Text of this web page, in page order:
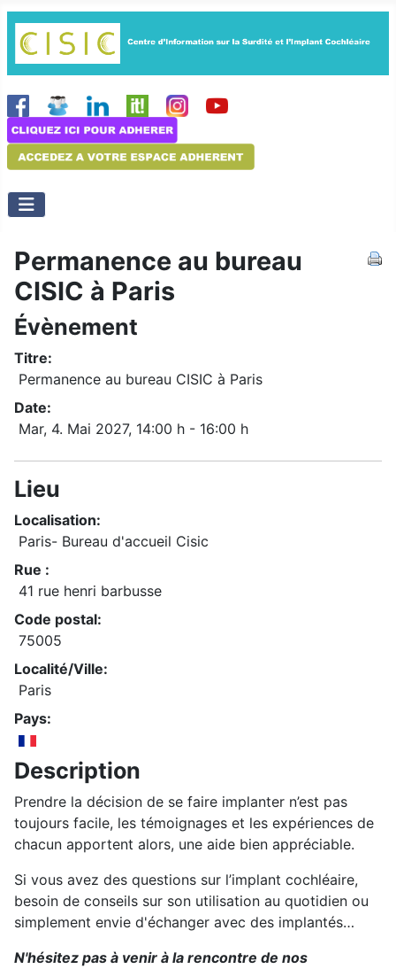
Permanence au bureau
CISIC à Paris
Évènement
Titre:
Permanence au bureau CISIC à Paris
Date:
Mar, 4. Mai 2027, 14:00 h - 16:00 h
Lieu
Localisation:
Paris- Bureau d'accueil Cisic
Rue :
41 rue henri barbusse
Code postal:
75005
Localité/Ville:
Paris
Pays:
Description
Prendre la décision de se faire implanter n’est pas
toujours facile, les témoignages et les expériences de
chacun apportent alors, une aide bien appréciable.
Si vous avez des questions sur l’implant cochléaire,
besoin de conseils sur son utilisation au quotidien ou
simplement envie d'échanger avec des implantés…
N'hésitez pas à venir à la rencontre de nos